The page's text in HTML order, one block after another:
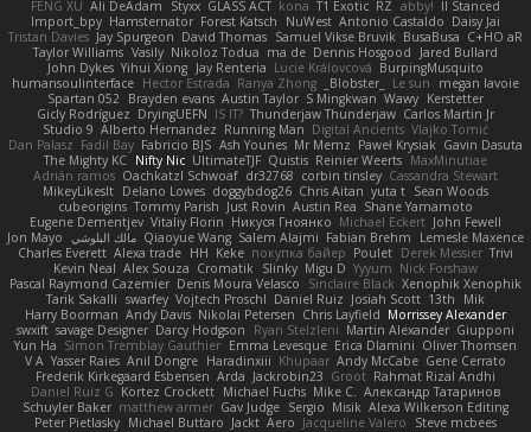
FENG XU Ali DeAdam Styxx GLASS ACT kona T1 Exotic RZ abby! ll Stanced
Import_bpy Hamsternator Forest Katsch NuWest Antonio Castaldo Daisy Jai
Tristan Davies Jay Spurgeon David Thomas Samuel Vikse Bruvik BusaBusa C+HO aR
Taylor Williams Vasily Nikoloz Todua ma de Dennis Hosgood
Jared Bullard
John Dykes Yihui Xiong Jay Renteria Lucie Královcová BurpingMusquito
humansoulinterface Hector Estrada Ranya Zhong _Blobster_ Le sun
megan lavoie
Spartan 052
Brayden evans Austin Taylor S Mingkwan Wawy Kerstetter
Gicly Rodríguez DryingUEFN IS IT? Thunderjaw Thunderjaw Carlos Martin Jr
Studio 9 Alberto Hernandez Running Man Digital Ancients Vlajko Tomić
Dan Palasz Fadil Bay Fabricio BJS Ash Younes Mr Memz Paweł Krysiak Gavin Dasuta
The Mighty KC Nifty Nic UltimateTJF Quistis Reinier Weerts MaxMinutiae
Adrián ramos Oachkatzl Schwoaf dr32768 corbin tinsley Cassandra Stewart
MikeyLikesIt Delano Lowes doggybdog26 Chris Aitan yuta t Sean Woods
cubeorigins Tommy Parish Just Rovin Austin Rea Shane Yamamoto
Eugene Dementjev Vitaliy Florin Никуся Гноянко Michael Eckert John Fewell
Jon Mayo مالك البلوشي Qiaoyue Wang Salem Alajmi Fabian Brehm
Lemesle Maxence
Charles Everett Alexa trade HH Keke покупка байер Poulet Derek Messier Trivi
Kevin Neal Alex Souza Cromatik Slinky Migu D Yyyum Nick Forshaw
Pascal Raymond Cazemier Denis Moura Velasco Sinclaire Black Xenophik Xenophik
Tarik Sakalli swarfey Vojtech Proschl Daniel Ruiz Josiah Scott 13th
Mik
Harry Boorman Andy Davis Nikolai Petersen Chris Layfield Morrissey Alexander
swxift savage Designer Darcy Hodgson Ryan Stelzleni Martin Alexander Giupponi
Yun Ha Simon Tremblay Gauthier Emma Levesque Erica Dlamini Oliver Thomsen
V A Yasser Raies Anil Dongre Haradinxiii Khupaar Andy McCabe Gene Cerrato
Frederik Kirkegaard Esbensen Arda Jackrobin23 Groot Rahmat Rizal Andhi
Daniel Ruiz G Kortez Crockett Michael Fuchs Mike C.
Александр Татаринов
Schuyler Baker matthew armer Gav Judge Sergio Misik Alexa Wilkerson Editing
Peter Pietlasky Michael Buttaro Jackt Aero Jacqueline Valero
Steve mcbees